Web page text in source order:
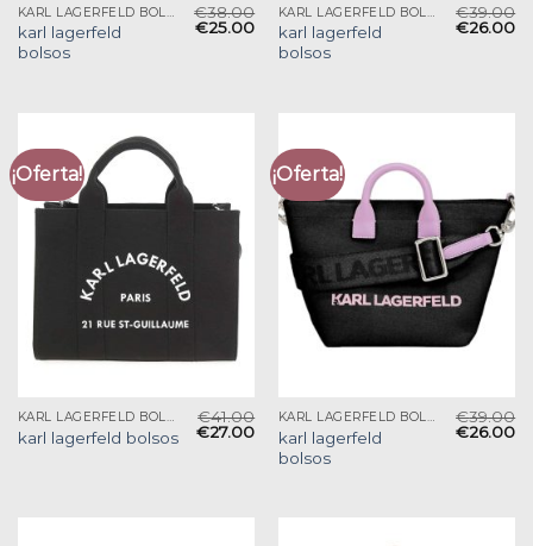
karl lagerfeld
bolsos
€38.00
€25.00
karl lagerfeld
bolsos
€39.00
€26.00
¡Oferta!
KARL LAGERFELD BOLSOS
karl lagerfeld bolsos
€41.00
€27.00
¡Oferta!
KARL LAGERFELD BOLSOS
karl lagerfeld
bolsos
€39.00
€26.00